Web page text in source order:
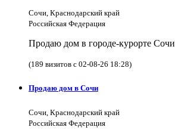
Сочи, Краснодарский край
Российская Федерация
Продаю дом в городе-курорте Сочи
(189 визитов с 02-08-26 18:28)
Продаю дом в Сочи
Сочи, Краснодарский край
Российская Федерация